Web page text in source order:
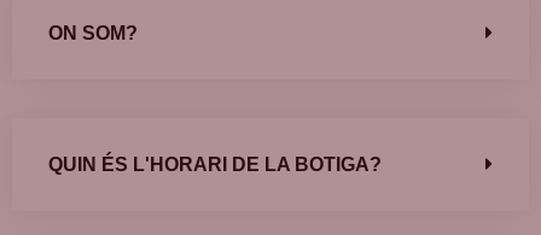
ON SOM?
QUIN ÉS L'HORARI DE LA BOTIGA?